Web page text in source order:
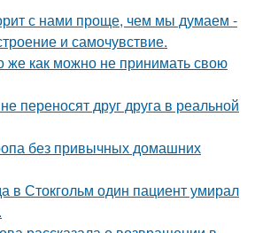
с нами проще, чем мы думаем -
и самочувствие.
же как можно не принимать свою
переносят друг друга в реальной
без привычных домашних
в Стокгольм один пациент умирал